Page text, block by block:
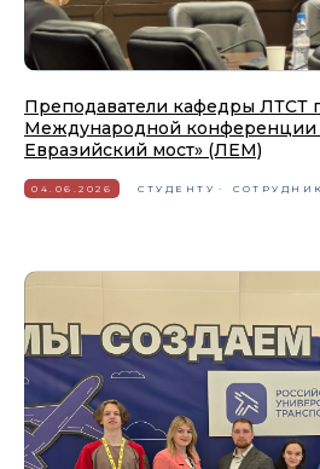
Преподаватели кафедры ЛТСТ
Международной конференции
Евразийский мост» (ЛЕМ)
04.06.2026 СТУДЕНТУ